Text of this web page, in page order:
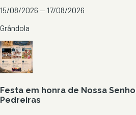
15/08/2026 — 17/08/2026
Grândola
Festa em honra de Nossa
Pedreiras